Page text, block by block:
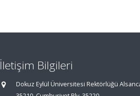
İletişim Bilgileri
Dokuz Eylül Üniversitesi Rektörlüğü